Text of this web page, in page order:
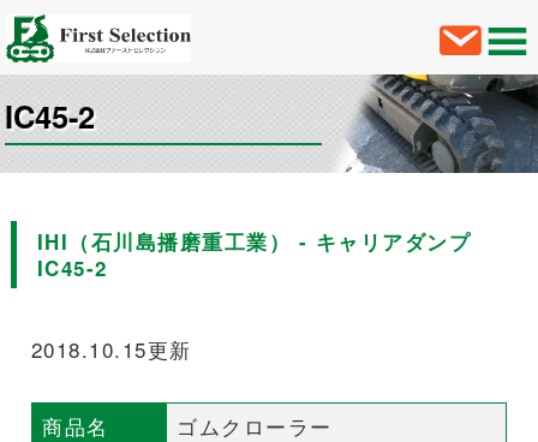
IC45-2
IHI（石川島播磨重工業） - キャリアダンプ
IC45-2
2018.10.15更新
商品名
ゴムクローラー